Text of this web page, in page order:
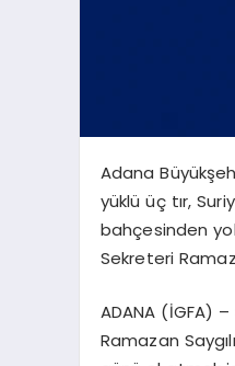
Adana
yüklü üç tır,
bahçesinden
Sekreteri
ADANA (İGFA)
Ramazan